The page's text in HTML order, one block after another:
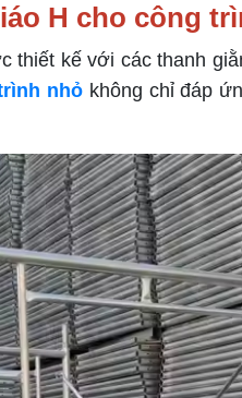
H cho công
kế với các thanh
nhỏ không chỉ đáp